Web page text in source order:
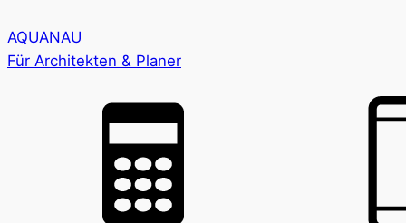
AQUANAU
Für Architekten & Planer